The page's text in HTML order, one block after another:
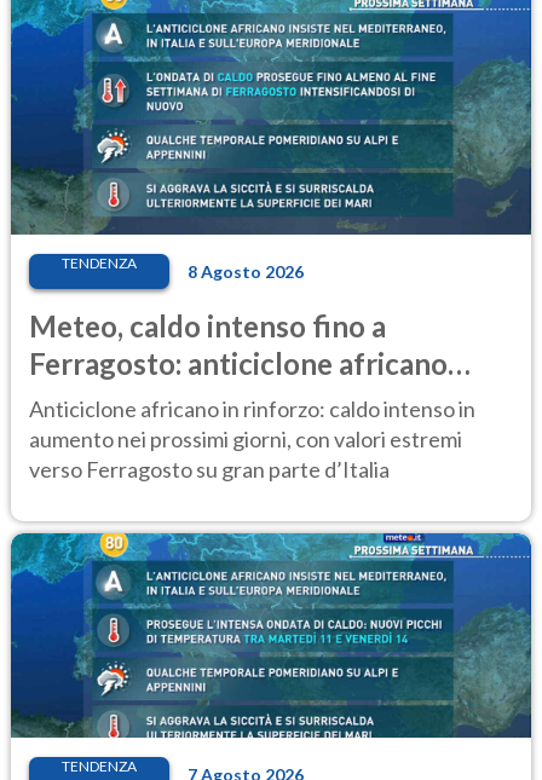
TENDENZA 8 Agosto 2026
Meteo, caldo intenso fino a
Ferragosto: anticiclone africano
ancora protagonista
Anticiclone africano in rinforzo: caldo intenso in
aumento nei prossimi giorni, con valori estremi
verso Ferragosto su gran parte d’Italia
TENDENZA 7 Agosto 2026